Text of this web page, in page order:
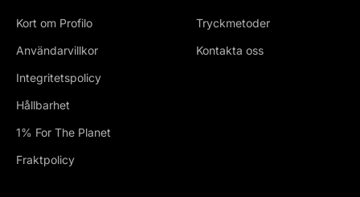
Kort om Profilo
Användarvillkor
Integritetspolicy
Hållbarhet
1% For The Planet
Fraktpolicy
Tryckmetoder
Kontakta oss